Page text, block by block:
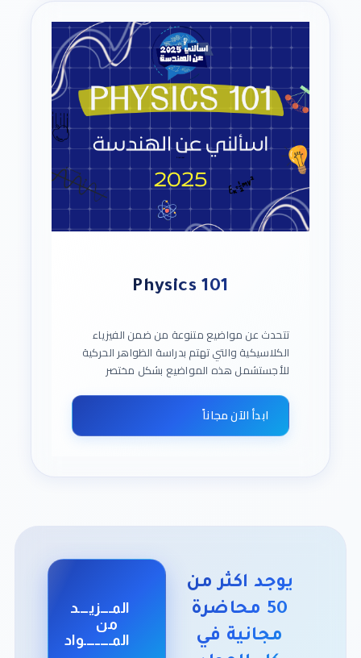
والاشتقاق ومقدمة بسيطة في علم التكامل
Physics 101
تتحدث عن مواضيع متنوعة من ضمن الفيزياء
الكلاسيكية والتي تهتم بدراسة الظواهر الحركية
للأجستشمل هذه المواضيع بشكل مختصر
الحركة الخطية والدورانية ، حفظ الطاقة والطاقة
الحركية والمختزنة ، الزخم الخطي والتصادمات ،
دوران الجسم الجاسئ حول محور ثابت ، الحركة
ابدأ الآن مجاناً
يوجد اكثر من
50 محاضرة
مجانية في
المــــزيــــد
من
المــــــــــواد